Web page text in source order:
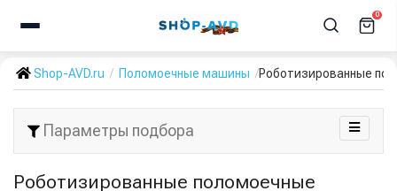
0
Shop-AVD.ru Поломоечные машины Роботизированные
Параметры подбора
Роботизированные поломоечные